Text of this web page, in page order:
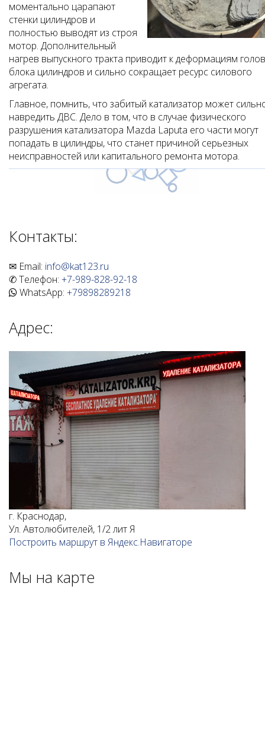
моментально царапают
стенки цилиндров и
полностью выводят из строя
мотор. Дополнительный
нагрев выпускного тракта приводит к деформациям
блока цилиндров и сильно сокращает ресурс силового
агрегата.
Главное, помнить, что забитый катализатор может
навредить ДВС. Дело в том, что в случае физического
разрушения катализатора Mazda Laputa его части могут
попадать в цилиндры, что станет причиной серьезных
неисправностей или капитального ремонта мотора.
Контакты:
✉ Email: info@kat123.ru
✆ Телефон: +7-989-828-92-18
WhatsApp: +79898289218
Адрес:
г. Краснодар,
Ул. Автолюбителей, 1/2 лит Я
Построить маршрут в Яндекс.Навигаторе
Мы на карте